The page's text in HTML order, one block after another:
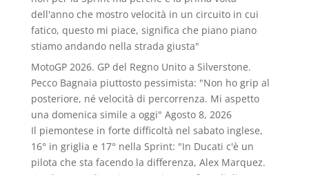
dell'anno che mostro velocità in un circuito in cui
fatico, questo mi piace, significa che piano piano
stiamo andando nella strada giusta"
MotoGP 2026. GP del Regno Unito a Silverstone.
Pecco Bagnaia piuttosto pessimista: "Non ho grip al
posteriore, né velocità di percorrenza. Mi aspetto
una domenica simile a oggi" Agosto 8, 2026
Il piemontese in forte difficoltà nel sabato inglese,
16° in griglia e 17° nella Sprint: "In Ducati c'è un
pilota che sta facendo la differenza, Alex Marquez.